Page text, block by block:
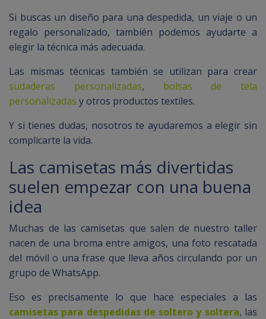
Si buscas un diseño para una despedida, un viaje o un
regalo personalizado, también podemos ayudarte a
elegir la técnica más adecuada.
Las mismas técnicas también se utilizan para crear
sudaderas personalizadas, bolsas de tela
personalizadas y otros productos textiles.
Y si tienes dudas, nosotros te ayudaremos a elegir sin
complicarte la vida.
Las camisetas más divertidas
suelen empezar con una buena
idea
Muchas de las camisetas que salen de nuestro taller
nacen de una broma entre amigos, una foto rescatada
del móvil o una frase que lleva años circulando por un
grupo de WhatsApp.
Eso es precisamente lo que hace especiales a las
camisetas para despedidas de soltero y soltera, las